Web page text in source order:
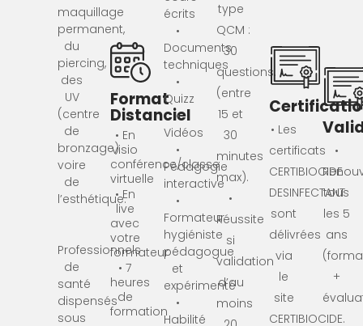
maquillage
permanent,
du
piercing,
des
UV
(centre
de
bronzage)
voire
de
l’esthétique.
Professionnels
de
santé
dispensés
sous
Format
Distanciel
• En
visio
conférence/classe
virtuelle
• En
live
avec
votre
formateur
• 7
heures
de
formation
écrits
•
Documents
techniques
•
Quizz
•
Vidéos
•
Pédagogie
interactive
•
Formateur
hygiéniste
pédagogue
et
expérimenté
•
Habilité
type
QCM :
30
questions.
(entre
15 et
30
minutes
max).
•
Réussite
si
validation
d’au
moins
• Les
certificats
CERTIBIOCIDE
DESINFECTANT
sont
délivrées
via
le
site
CERTIBIOCIDE.
•
tous
les 5
ans
+